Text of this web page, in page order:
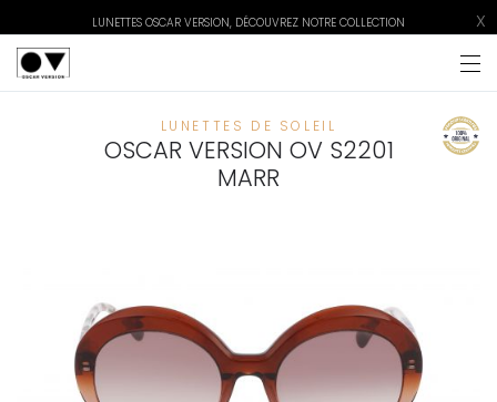
LUNETTES OSCAR VERSION, DÉCOUVREZ NOTRE COLLECTION X
LUNETTES DE SOLEIL
OSCAR VERSION OV S2201
MARR